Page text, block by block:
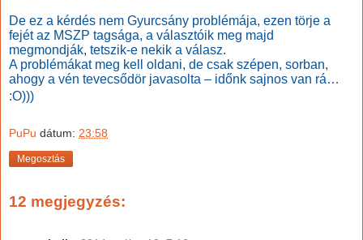
De ez a kérdés nem Gyurcsány problémája, ezen törje a
fejét az MSZP tagsága, a választóik meg majd
megmondják, tetszik-e nekik a válasz.
A problémákat meg kell oldani, de csak szépen, sorban,
ahogy a vén tevecsődör javasolta – időnk sajnos van rá…
:O)))
PuPu dátum: 23:58
Megosztás
12 megjegyzés: